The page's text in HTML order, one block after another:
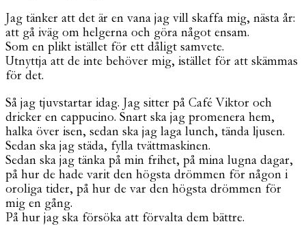
Jag tänker att det är en vana jag vill skaffa mig, nästa år:
att gå iväg om helgerna och göra något ensam.
Som en plikt istället för ett dåligt samvete.
Utnyttja att de inte behöver mig, istället för att skämmas
för det.
Så jag tjuvstartar idag. Jag sitter på Café Viktor och
dricker en cappucino. Snart ska jag promenera hem,
halka över isen, sedan ska jag laga lunch, tända ljusen.
Sedan ska jag städa, fylla tvättmaskinen.
Sedan ska jag tänka på min frihet, på mina lugna dagar,
på hur de hade varit den högsta drömmen för någon i
oroliga tider, på hur de var den högsta drömmen för
mig en gång.
På hur jag ska försöka att förvalta dem bättre.